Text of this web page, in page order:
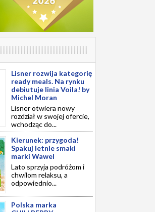
Lisner rozwija kategorię
ready meals. Na rynku
debiutuje linia Voila! by
Michel Moran
Lisner otwiera nowy
rozdział w swojej ofercie,
wchodząc do...
Kierunek: przygoda!
Spakuj letnie smaki
marki Wawel
Lato sprzyja podróżom i
chwilom relaksu, a
odpowiednio...
Polska marka